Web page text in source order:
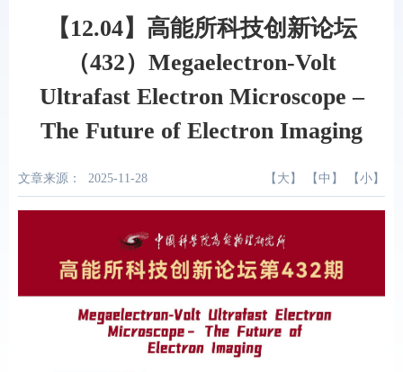
【12.04】高能所科技创新论坛
（432）Megaelectron-Volt
Ultrafast Electron Microscope –
The Future of Electron Imaging
文章来源： 2025-11-28 【 大 】 【 中 】 【 小 】